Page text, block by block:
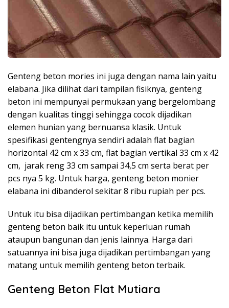
Genteng beton mories ini juga dengan nama lain yaitu
elabana. Jika dilihat dari tampilan fisiknya, genteng
beton ini mempunyai permukaan yang bergelombang
dengan kualitas tinggi sehingga cocok dijadikan
elemen hunian yang bernuansa klasik. Untuk
spesifikasi gentengnya sendiri adalah flat bagian
horizontal 42 cm x 33 cm, flat bagian vertikal 33 cm x 42
cm, jarak reng 33 cm sampai 34,5 cm serta berat per
pcs nya 5 kg. Untuk harga, genteng beton monier
elabana ini dibanderol sekitar 8 ribu rupiah per pcs.
Untuk itu bisa dijadikan pertimbangan ketika memilih
genteng beton baik itu untuk keperluan rumah
ataupun bangunan dan jenis lainnya. Harga dari
satuannya ini bisa juga dijadikan pertimbangan yang
matang untuk memilih genteng beton terbaik.
Genteng Beton Flat Mutiara